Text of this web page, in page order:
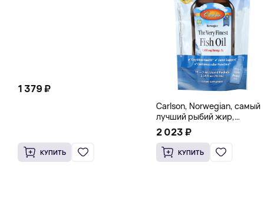
1 379 ₽
КУПИТЬ
Carlson, Norwegian, самый
лучший рыбий жир,
натуральный лимон, 15
пакетиков (5 мл) каждый
2 023 ₽
КУПИТЬ